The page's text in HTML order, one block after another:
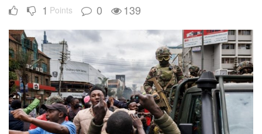
1 Points 0 139